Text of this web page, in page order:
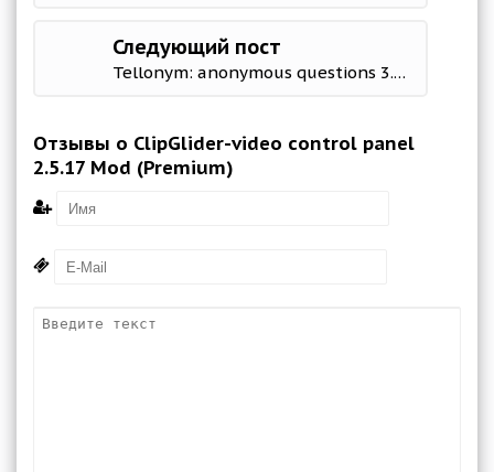
Следующий пост
Tellonym: anonymous questions 3.142.1 Mod (Premium)
Отзывы о ClipGlider-video control panel
2.5.17 Mod (Premium)